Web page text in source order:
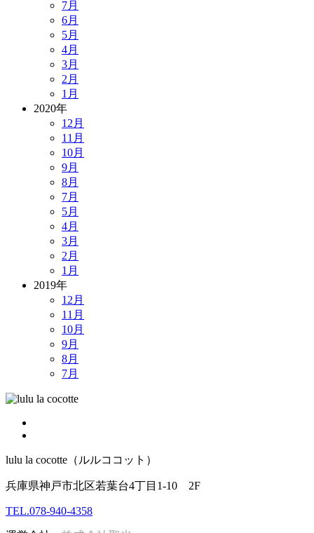
7月
6月
5月
4月
3月
2月
1月
2020年
12月
11月
10月
9月
8月
7月
5月
4月
3月
2月
1月
2019年
12月
11月
10月
9月
8月
7月
lulu la cocotte（ルルココット）
兵庫県神戸市北区若葉台4丁目1-10 2F
TEL.078-940-4358